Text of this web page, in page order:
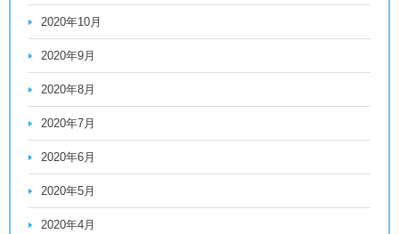
2020年10月
2020年9月
2020年8月
2020年7月
2020年6月
2020年5月
2020年4月